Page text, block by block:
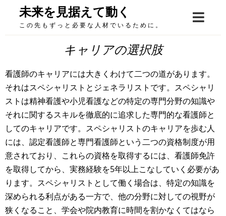
content
未来を見据えて動く
この先もずっと必要な人材でいるために。
キャリアの選択肢
看護師のキャリアには大きくわけて二つの道があります。
それはスペシャリストとジェネラリストです。スペシャリ
ストは精神看護や小児看護などの特定の専門分野の知識や
それに関するスキルを徹底的に追求した専門的な看護師と
してのキャリアです。スペシャリストのキャリアを歩む人
には、認定看護師と専門看護師という二つの資格制度が用
意されており、これらの資格を取得するには、看護師免許
を取得してから、実務経験を5年以上こなしていく必要があ
ります。スペシャリストとして働く場合は、特定の知識を
深められる利点がある一方で、他の分野に対しての視野が
狭くなること、学会や院内教育に時間を割かなくてはなら